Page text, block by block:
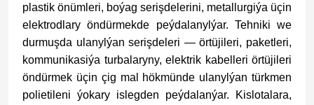
plastik önümleri, boýag serişdelerini, metallurgiýa üçin
elektrodlary öndürmekde peýdalanylýar. Tehniki we
durmuşda ulanylýan serişdeleri — örtüjileri, paketleri,
kommunikasiýa turbalaryny, elektrik kabelleri örtüjileri
öndürmek üçin çig mal hökmünde ulanylýan türkmen
polietileni ýokary islegden peýdalanýar. Kislotalara,